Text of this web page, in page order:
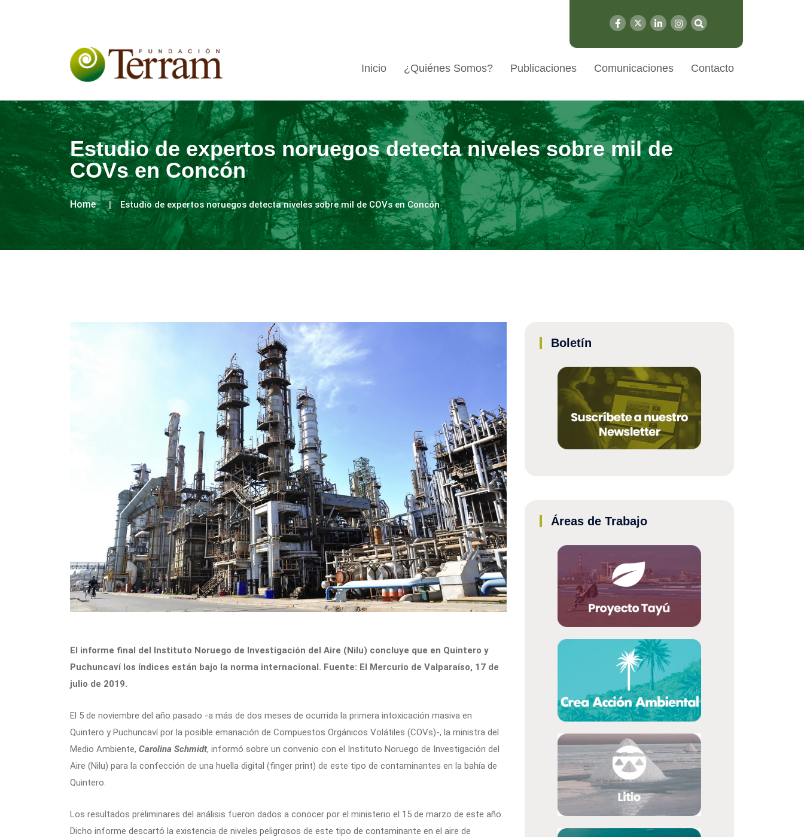
Inicio ¿Quiénes Somos? Publicaciones Comunicaciones Contacto
Estudio de expertos noruegos detecta niveles sobre mil de
COVs en Concón
Home Estudio de expertos noruegos detecta niveles sobre mil de COVs en Concón
El informe final del Instituto Noruego de Investigación del Aire (Nilu) concluye que en Quintero y
Puchuncaví los índices están bajo la norma internacional. Fuente: El Mercurio de Valparaíso, 17 de
julio de 2019.
El 5 de noviembre del año pasado -a más de dos meses de ocurrida la primera intoxicación masiva en
Quintero y Puchuncaví por la posible emanación de Compuestos Orgánicos Volátiles (COVs)-, la ministra del
Medio Ambiente, Carolina Schmidt, informó sobre un convenio con el Instituto Noruego de Investigación del
Aire (Nilu) para la confección de una huella digital (finger print) de este tipo de contaminantes en la bahía de
Quintero.
Los resultados preliminares del análisis fueron dados a conocer por el ministerio el 15 de marzo de este año.
Dicho informe descartó la existencia de niveles peligrosos de este tipo de contaminante en el aire de
Boletín
Áreas de Trabajo